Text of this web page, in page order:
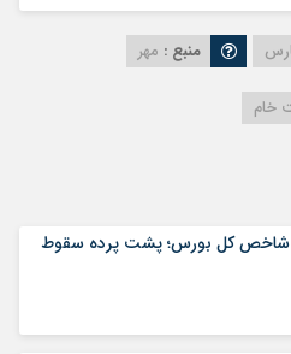
منبع : مهر
خام
کل بورس؛ پشت پرده سقوط